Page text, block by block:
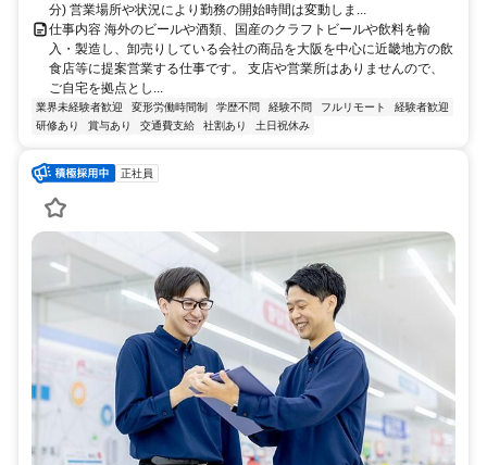
分) 営業場所や状況により勤務の開始時間は変動しま...
仕事内容 海外のビールや酒類、国産のクラフトビールや飲料を輸
入・製造し、卸売りしている会社の商品を大阪を中心に近畿地方の飲
食店等に提案営業する仕事です。 支店や営業所はありませんので、
ご自宅を拠点とし...
業界未経験者歓迎 変形労働時間制 学歴不問 経験不問 フルリモート
経験者歓迎
研修あり
賞与あり 交通費支給 社割あり 土日祝休み
正社員